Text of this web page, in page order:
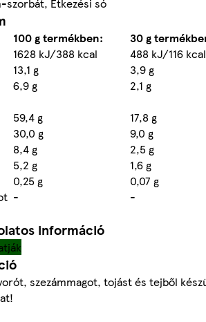
100 g termékben:
30 g
1628 kJ/388 kcal
488 kJ/116 kcal
13,1 g
3,9 g
6,9 g
2,1 g
59,4 g
17,8 g
30,0 g
9,0 g
8,4 g
2,5 g
5,2 g
1,6 g
0,25 g
0,07 g
- -
információ
szezámmagot, tojást és tejből